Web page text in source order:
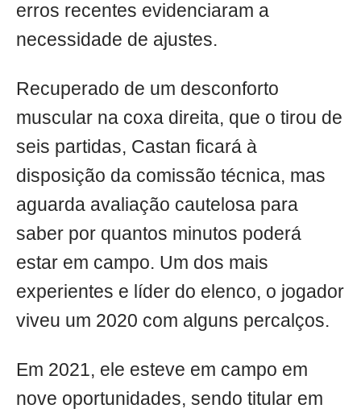
erros recentes evidenciaram a
necessidade de ajustes.
Recuperado de um desconforto
muscular na coxa direita, que o tirou de
seis partidas, Castan ficará à
disposição da comissão técnica, mas
aguarda avaliação cautelosa para
saber por quantos minutos poderá
estar em campo. Um dos mais
experientes e líder do elenco, o jogador
viveu um 2020 com alguns percalços.
Em 2021, ele esteve em campo em
nove oportunidades, sendo titular em